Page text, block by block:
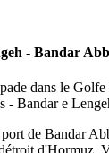
- Bandar
de Bandar
d'Hormuz.